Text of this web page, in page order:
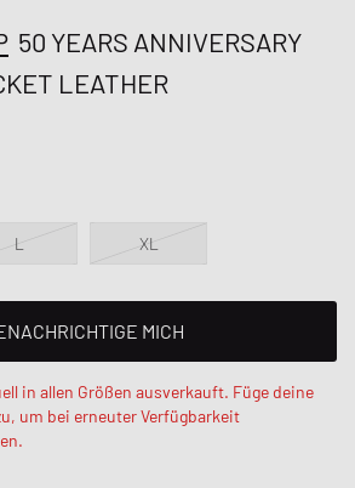
50 YEARS ANNIVERSARY
LEATHER
L XL
MICH
in allen Größen ausverkauft. Füge deine
um bei erneuter Verfügbarkeit